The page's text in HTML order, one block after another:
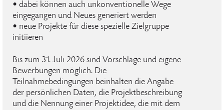
• dabei können auch unkonventionelle Wege
eingegangen und Neues generiert werden
• neue Projekte für diese spezielle Zielgruppe
initiieren
Bis zum 31. Juli 2026 sind Vorschläge und eigene
Bewerbungen möglich. Die
Teilnahmebedingungen beinhalten die Angabe
der persönlichen Daten, die Projektbeschreibung
und die Nennung einer Projektidee, die mit dem